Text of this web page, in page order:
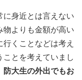
に身近とは言えない
物よりも金額が高い
くことなどは考え
とを考えていまし
防大生の外出でもお